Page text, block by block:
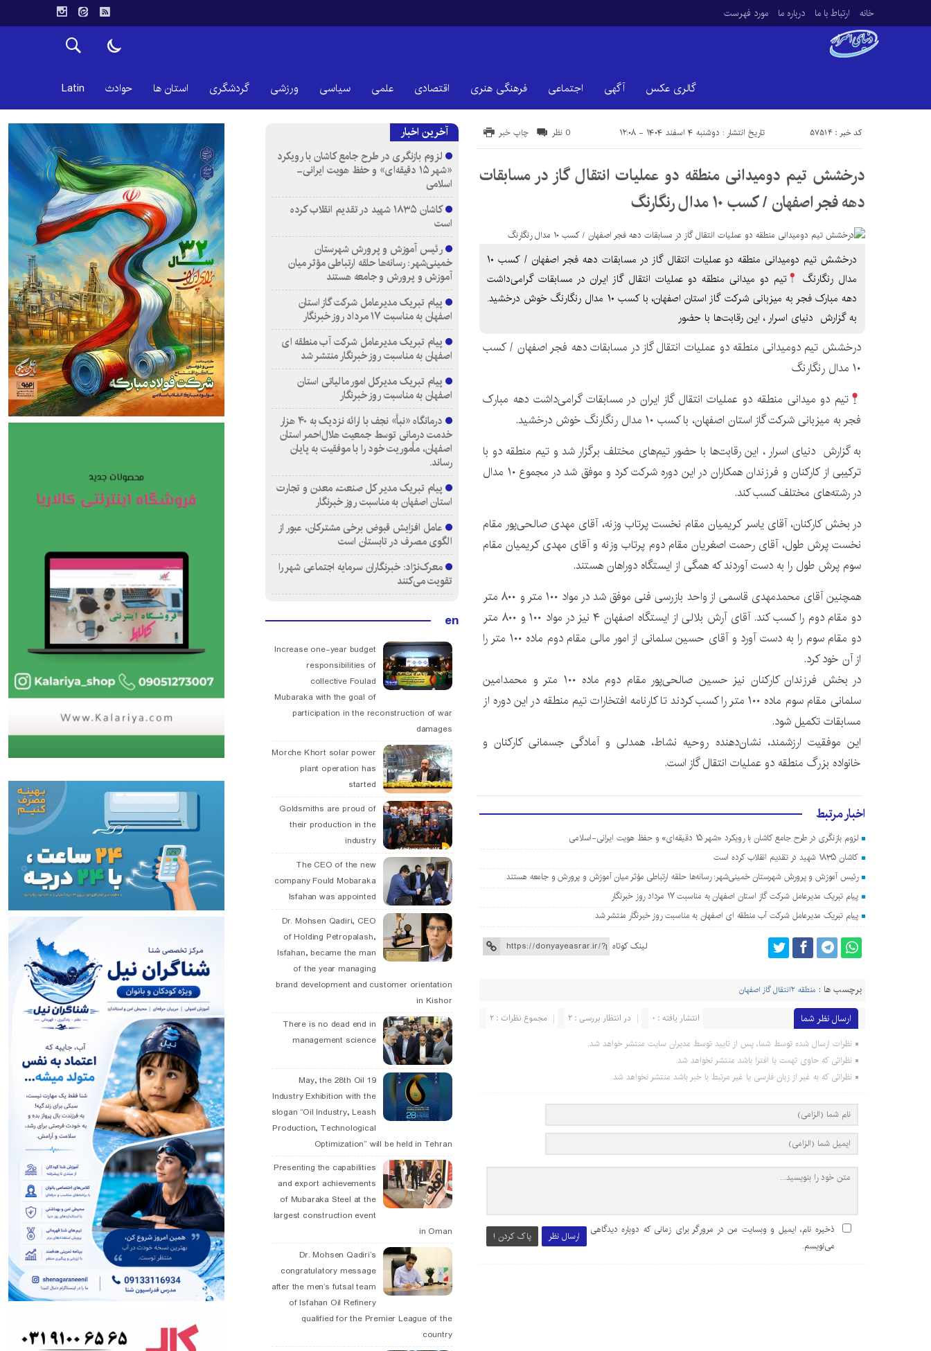
خانه ارتباط با ما درباره ما مورد فهرست
گالری عکس آگهی اجتماعی فرهنگی هنری اقتصادی علمی سیاسی ورزشی گردشگری استان ها حوادث Latin
تاریخ انتشار : دوشنبه ۴ اسفند ۱۴۰۴ - ۱۲:۰۸ کد خبر : 57514 چاپ خبر 0 نظر
درخشش تیم دومیدانی منطقه دو عملیات انتقال گاز در مسابقات
دهه فجر اصفهان / کسب ۱۰ مدال رنگارنگ
درخشش تیم دومیدانی منطقه دو عملیات انتقال گاز در مسابقات دهه فجر اصفهان / کسب ۱۰
مدال رنگارنگ
تیم دو میدانی منطقه دو عملیات انتقال گاز ایران در مسابقات گرامی‌داشت
دهه مبارک فجر به میزبانی شرکت گاز استان اصفهان، با کسب ۱۰ مدال رنگارنگ خوش درخشید.
به گزارش دنیای اسرار ، این رقابت‌ها با حضور
درخشش تیم دومیدانی منطقه دو عملیات انتقال گاز در مسابقات دهه فجر اصفهان / کسب
۱۰ مدال رنگارنگ
تیم دو میدانی منطقه دو عملیات انتقال گاز ایران در مسابقات گرامی‌داشت دهه مبارک
فجر به میزبانی شرکت گاز استان اصفهان، با کسب ۱۰ مدال رنگارنگ خوش درخشید.
به گزارش دنیای اسرار ، این رقابت‌ها با حضور تیم‌های مختلف برگزار شد و تیم منطقه دو با
ترکیبی از کارکنان و فرزندان همکاران در این دوره شرکت کرد و موفق شد در مجموع ۱۰ مدال
در رشته‌های مختلف کسب کند.
در بخش کارکنان، آقای یاسر کریمیان مقام نخست پرتاب وزنه، آقای مهدی صالحی‌پور مقام
نخست پرش طول، آقای رحمت اصغریان مقام دوم پرتاب وزنه و آقای مهدی کریمیان مقام
سوم پرش طول را به دست آوردند که همگی از ایستگاه دوراهان هستند.
همچنین آقای محمدمهدی قاسمی از واحد بازرسی فنی موفق شد در مواد ۱۰۰ متر و ۸۰۰ متر
دو مقام دوم را کسب کند. آقای آرش بلالی از ایستگاه اصفهان ۴ نیز در مواد ۱۰۰ و ۸۰۰ متر
دو مقام سوم را به دست آورد و آقای حسین سلمانی از امور مالی مقام دوم ماده ۱۰۰ متر را
از آن خود کرد.
در بخش فرزندان کارکنان نیز حسین صالحی‌پور مقام دوم ماده ۱۰۰ متر و محمدامین
سلمانی مقام سوم ماده ۱۰۰ متر را کسب کردند تا کارنامه افتخارات تیم منطقه در این دوره از
مسابقات تکمیل شود.
این موفقیت ارزشمند، نشان‌دهنده روحیه نشاط، همدلی و آمادگی جسمانی کارکنان و
خانواده بزرگ منطقه دو عملیات انتقال گاز است.
اخبار مرتبط
لزوم بازنگری در طرح جامع کاشان با رویکرد «شهر ۱۵ دقیقه‌ای» و حفظ هویت ایرانی-اسلامی
کاشان ۱۸۳۵ شهید در تقدیم انقلاب کرده است
رئیس آموزش و پرورش شهرستان خمینی‌شهر: رسانه‌ها حلقه ارتباطی مؤثر میان آموزش و پرورش و جامعه هستند
پیام تبریک مدیرعامل شرکت گاز استان اصفهان به مناسبت ۱۷ مرداد روز خبرنگار
پیام تبریک مدیرعامل شرکت آب منطقه ای اصفهان به مناسبت روز خبرنگار منتشر شد
لینک کوتاه
برچسب ها : منطقه ۲انتقال گاز اصفهان
ارسال نظر شما مجموع نظرات : 2 در انتظار بررسی : 2 انتشار یافته : 0
نظرات ارسال شده توسط شما، پس از تایید توسط مدیران سایت منتشر خواهد شد.
نظراتی که حاوی تهمت یا افترا باشد منتشر نخواهد شد.
نظراتی که به غیر از زبان فارسی یا غیر مرتبط با خبر باشد منتشر نخواهد شد.
ارسال نظر پاک کردن !
ذخیره نام، ایمیل و وبسایت من در مرورگر برای زمانی که دوباره دیدگاهی
می‌نویسم.
آخرین اخبار
لزوم بازنگری در طرح جامع کاشان با رویکرد
«شهر ۱۵ دقیقه‌ای» و حفظ هویت ایرانی-
اسلامی
کاشان ۱۸۳۵ شهید در تقدیم انقلاب کرده
است
رئیس آموزش و پرورش شهرستان
خمینی‌شهر: رسانه‌ها حلقه ارتباطی مؤثر میان
آموزش و پرورش و جامعه هستند
پیام تبریک مدیرعامل شرکت گاز استان
اصفهان به مناسبت ۱۷ مرداد روز خبرنگار
پیام تبریک مدیرعامل شرکت آب منطقه ای
اصفهان به مناسبت روز خبرنگار منتشر شد
پیام تبریک مدیرکل امور مالیاتی استان
اصفهان به مناسبت روز خبرنگار
درمانگاه «نبأ» نجف با ارائه نزدیک به ۴۰ هزار
خدمت درمانی توسط جمعیت هلال‌احمر استان
اصفهان، مأموریت خود را با موفقیت به پایان
رساند.
پیام تبریک مدیر کل صنعت، معدن و تجارت
استان اصفهان به مناسبت روز خبرنگار
عامل افزایش قبوض برخی مشترکان، عبور از
الگوی مصرف در تابستان است
معرک‌نژاد: خبرنگاران سرمایه اجتماعی شهر را
تقویت می‌کنند
en
Increase one-year budget
responsibilities of
collective Foulad
Mubaraka with the goal of
participation in the reconstruction of war
damages
Morche Khort solar power
plant operation has
started
Goldsmiths are proud of
their production in the
industry
The CEO of the new
company Fould Mobaraka
Isfahan was appointed
Dr. Mohsen Qadiri, CEO
of Holding Petropalash,
Isfahan, became the man
of the year managing
brand development and customer orientation
in Kishor
There is no dead end in
management science
19 May, the 28th Oil
Industry Exhibition with the
slogan “Oil Industry, Leash
Production, Technological
Optimization” will be held in Tehran
Presenting the capabilities
and export achievements
of Mubaraka Steel at the
largest construction event
in Oman
Dr. Mohsen Qadiri’s
congratulatory message
after the men’s futsal team
of Isfahan Oil Refinery
qualified for the Premier League of the
country